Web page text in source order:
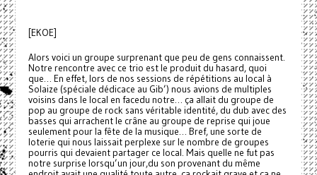
[EKOE]
Alors voici un groupe surprenant que peu de gens connaissent.
Notre rencontre avec ce trio est le produit du hasard, quoi
que… En effet, lors de nos sessions de répétitions au local à
Solaize (spéciale dédicace au Gib’) nous avions de multiples
voisins dans le local en facedu notre… ça allait du groupe de
pop au groupe de rock sans véritable identité, du dub avec des
basses qui arrachent le crâne au groupe de reprise qui joue
seulement pour la fête de la musique… Bref, une sorte de
loterie qui nous laissait perplexe sur le nombre de groupes
pourris qui devaient partager ce local. Mais quelle ne fut pas
notre surprise lorsqu’un jour,du son provenant du même